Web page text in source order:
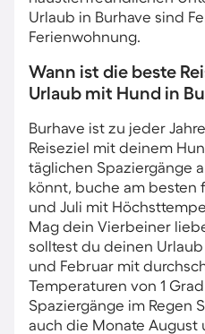
Urlaub in Burhave sind
Ferienwohnung.
Wann ist die beste
Urlaub mit Hund in
Burhave ist zu jeder
Reiseziel mit deinem
täglichen Spaziergänge
könnt, buche am besten
und Juli mit
Mag dein Vierbeiner
solltest du deinen
und Februar mit
Temperaturen von 1
Spaziergänge im Regen
auch die Monate August